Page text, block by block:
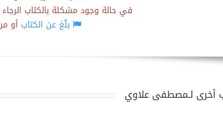
في حالة وجود مشكلة بالكتاب الرجاء
بلّغ عن الكتابأو
أخرى لـمصطفى علاوي